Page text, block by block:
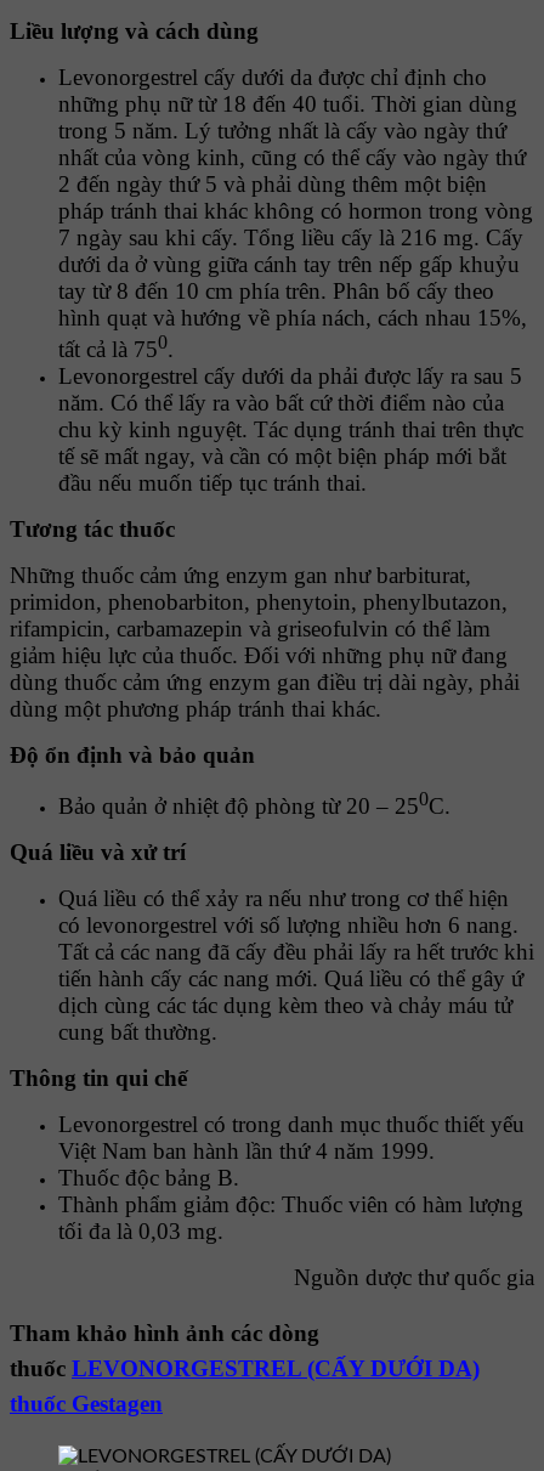
Liều lượng và cách dùng
Levonorgestrel cấy dưới da được chỉ định cho
những phụ nữ từ 18 đến 40 tuổi. Thời gian dùng
trong 5 năm. Lý tưởng nhất là cấy vào ngày thứ
nhất của vòng kinh, cũng có thể cấy vào ngày thứ
2 đến ngày thứ 5 và phải dùng thêm một biện
pháp tránh thai khác không có hormon trong vòng
7 ngày sau khi cấy. Tổng liều cấy là 216 mg. Cấy
dưới da ở vùng giữa cánh tay trên nếp gấp khuỷu
tay từ 8 đến 10 cm phía trên. Phân bố cấy theo
hình quạt và hướng về phía nách, cách nhau 15%,
tất cả là 750.
Levonorgestrel cấy dưới da phải được lấy ra sau 5
năm. Có thể lấy ra vào bất cứ thời điểm nào của
chu kỳ kinh nguyệt. Tác dụng tránh thai trên thực
tế sẽ mất ngay, và cần có một biện pháp mới bắt
đầu nếu muốn tiếp tục tránh thai.
Tương tác thuốc
Những thuốc cảm ứng enzym gan như barbiturat,
primidon, phenobarbiton, phenytoin, phenylbutazon,
rifampicin, carbamazepin và griseofulvin có thể làm
giảm hiệu lực của thuốc. Ðối với những phụ nữ đang
dùng thuốc cảm ứng enzym gan điều trị dài ngày, phải
dùng một phương pháp tránh thai khác.
Ðộ ổn định và bảo quản
Bảo quản ở nhiệt độ phòng từ 20 – 250C.
Quá liều và xử trí
Quá liều có thể xảy ra nếu như trong cơ thể hiện
có levonorgestrel với số lượng nhiều hơn 6 nang.
Tất cả các nang đã cấy đều phải lấy ra hết trước khi
tiến hành cấy các nang mới. Quá liều có thể gây ứ
dịch cùng các tác dụng kèm theo và chảy máu tử
cung bất thường.
Thông tin qui chế
Levonorgestrel có trong danh mục thuốc thiết yếu
Việt Nam ban hành lần thứ 4 năm 1999.
Thuốc độc bảng B.
Thành phẩm giảm độc: Thuốc viên có hàm lượng
tối đa là 0,03 mg.
Nguồn dược thư quốc gia
Tham khảo hình ảnh các dòng
thuốc LEVONORGESTREL (CẤY DƯỚI DA)
thuốc Gestagen